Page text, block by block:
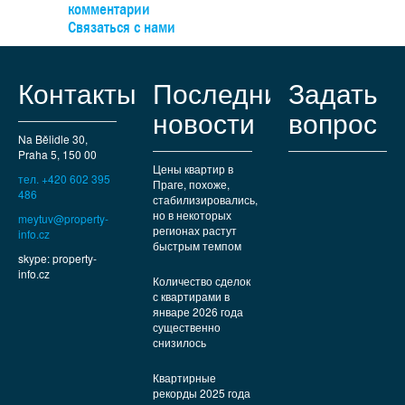
можно легко доехать на автобусе, а на машине —
комментарии
Связаться с нами
Контакты
Na Bělidle 30,
Praha 5, 150 00
тел. +420 602 395
486
meytuv@property-
info.cz
skype: property-
info.cz
Последние
новости
Цены квартир в
Праге, похоже,
стабилизировались,
но в некоторых
регионах растут
быстрым темпом
Количество сделок
с квартирами в
январе 2026 года
существенно
снизилось
Квартирные
рекорды 2025 года
Задать
вопрос